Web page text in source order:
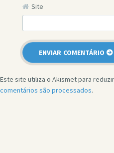
Site
Este site utiliza o Akismet para
comentários são processados.